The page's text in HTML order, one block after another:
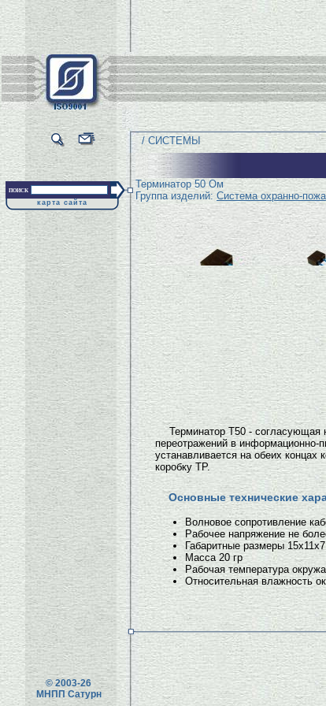
/ СИСТЕМЫ
поиск
карта сайта
Терминатор 50 Ом
Группа изделий: Система охранно-
Терминатор Т50 - согласующая
переотражений в
устанавливается на обеих
коробку ТР.
Основные технические
Волновое сопротивление
Рабочее напряжение не
Габаритные размеры
Масса 20 гр
Рабочая температура
Относительная влажность
© 2003-26
МНПП Сатурн